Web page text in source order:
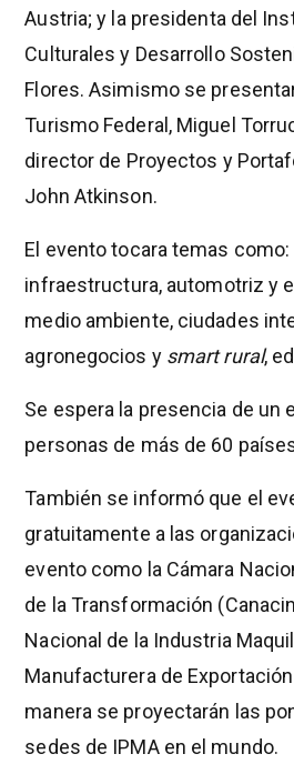
Austria; y la presidenta del
Culturales y Desarrollo
Flores. Asimismo se
Turismo Federal, Miguel
director de Proyectos y
John Atkinson.
El evento tocara temas
infraestructura, automotriz y
medio ambiente, ciudades
agronegocios y smart rural,
Se espera la presencia de un
personas de más de 60
También se informó que el
gratuitamente a las
evento como la Cámara
de la Transformación
Nacional de la Industria
Manufacturera de
manera se proyectarán las
sedes de IPMA en el mundo.